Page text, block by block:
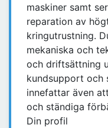
maskiner samt
reparation av
kringutrustning.
mekaniska och
och driftsättning
kundsupport och
innefattar även
och ständiga
Din profil